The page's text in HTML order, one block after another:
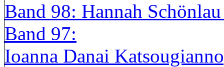
Band 98: Hannah
Band 97:
Ioanna Danai